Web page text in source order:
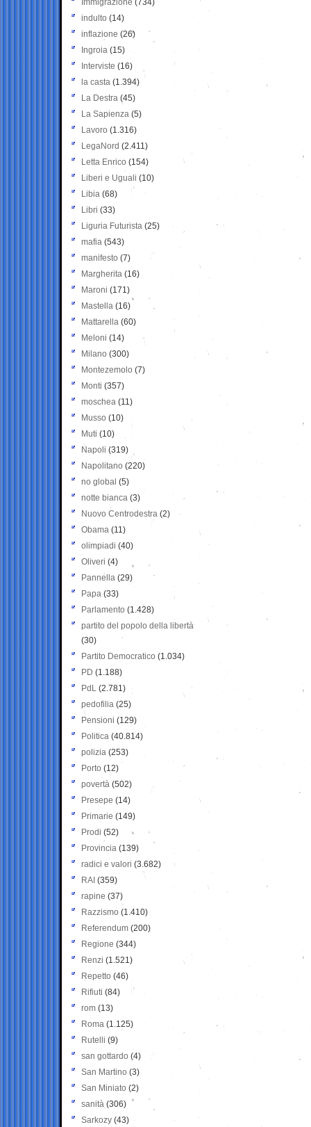
Immigrazione (734)
indulto (14)
inflazione (26)
Ingroia (15)
Interviste (16)
la casta (1.394)
La Destra (45)
La Sapienza (5)
Lavoro (1.316)
LegaNord (2.411)
Letta Enrico (154)
Liberi e Uguali (10)
Libia (68)
Libri (33)
Liguria Futurista (25)
mafia (543)
manifesto (7)
Margherita (16)
Maroni (171)
Mastella (16)
Mattarella (60)
Meloni (14)
Milano (300)
Montezemolo (7)
Monti (357)
moschea (11)
Musso (10)
Muti (10)
Napoli (319)
Napolitano (220)
no global (5)
notte bianca (3)
Nuovo Centrodestra (2)
Obama (11)
olimpiadi (40)
Oliveri (4)
Pannella (29)
Papa (33)
Parlamento (1.428)
partito del popolo della libertà
(30)
Partito Democratico (1.034)
PD (1.188)
PdL (2.781)
pedofilia (25)
Pensioni (129)
Politica (40.814)
polizia (253)
Porto (12)
povertà (502)
Presepe (14)
Primarie (149)
Prodi (52)
Provincia (139)
radici e valori (3.682)
RAI (359)
rapine (37)
Razzismo (1.410)
Referendum (200)
Regione (344)
Renzi (1.521)
Repetto (46)
Rifiuti (84)
rom (13)
Roma (1.125)
Rutelli (9)
san gottardo (4)
San Martino (3)
San Miniato (2)
sanità (306)
Sarkozy (43)